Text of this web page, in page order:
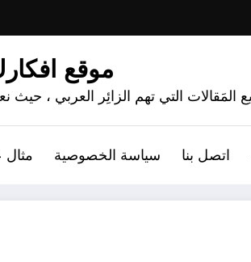
موقع
التي تهم الزائِر العربي ،
اتصل بنا سياسة الخصوصية